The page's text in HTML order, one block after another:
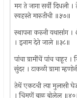
मग ते जागा सर्वीं दिधली
स्वहस्ते मारुतीची ॥३७॥
स्थापना करुनी यथासांग
। इनाम देते जाले ॥३८॥
पांचा ग्रामींचें पांच चाहूर
सुंदर । टाकळी ग्रामा
तेथें एकटची त्या मुलासी
। चिमणें बाळ बोलेल